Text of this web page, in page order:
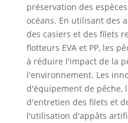
préservation des
océans. En utilisant des
des casiers et des filets
flotteurs EVA et PP, les
à réduire l'impact de la
l'environnement. Les
d'équipement de pêche,
d'entretien des filets et
l'utilisation d'appâts